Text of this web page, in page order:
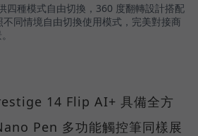
四種模式自由切換，360 度翻轉設計搭配
同情境自由切換使用模式，完美對接商
14 Flip AI+ 具備全方
Pen 多功能觸控筆同樣展